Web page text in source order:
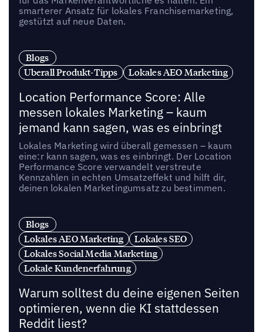
smarterer Ansatz für lokales Franchisemarketing,
gestützt auf neue Daten.
Blogs
Uberall Produkt-Tipps
Lokales AEO Marketing
Location Performance Score: Alle
messen lokales Marketing – kaum
jemand kann sagen, was es einbringt
Lokales Marketing wird überall gemessen – kaum
eine:r kann sagen, was es einbringt. Der Location
Performance Score verwandelt verstreute
Kennzahlen in echten Umsatzeffekt und hilft dir,
deinen lokalen Marketingumsatz zu bestimmen.
Blogs
Lokales AEO Marketing
Lokales SEO
Lokales Social Media Marketing
Lokale Kundenerfahrung
Warum solltest du deine eigenen Seiten
optimieren, wenn die KI stattdessen
Reddit liest?